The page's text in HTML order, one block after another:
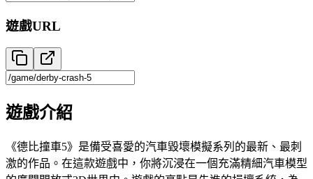
遊戲URL
遊戲介紹
《德比撞車5》是備受喜愛的汽車毀壞模擬系列的最新、最刺
激的作品。在這款遊戲中，你將沉浸在一個充滿精細汽車模型